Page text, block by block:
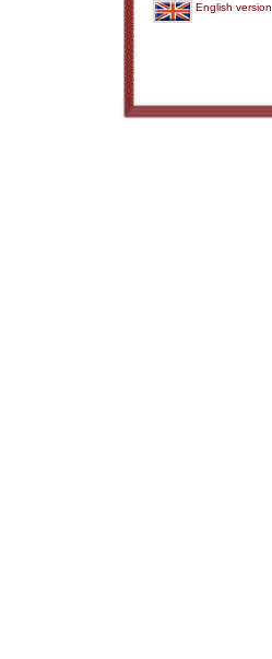
English version